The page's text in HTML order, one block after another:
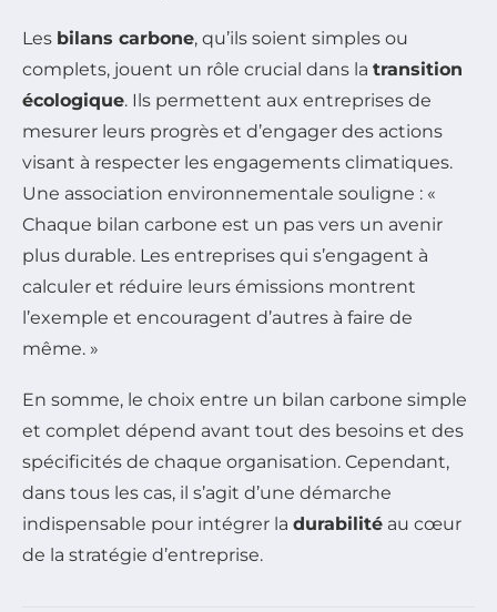
Les bilans carbone, qu’ils soient simples ou
complets, jouent un rôle crucial dans la transition
écologique. Ils permettent aux entreprises de
mesurer leurs progrès et d’engager des actions
visant à respecter les engagements climatiques.
Une association environnementale souligne : «
Chaque bilan carbone est un pas vers un avenir
plus durable. Les entreprises qui s’engagent à
calculer et réduire leurs émissions montrent
l’exemple et encouragent d’autres à faire de
même. »
En somme, le choix entre un bilan carbone simple
et complet dépend avant tout des besoins et des
spécificités de chaque organisation. Cependant,
dans tous les cas, il s’agit d’une démarche
indispensable pour intégrer la durabilité au cœur
de la stratégie d’entreprise.